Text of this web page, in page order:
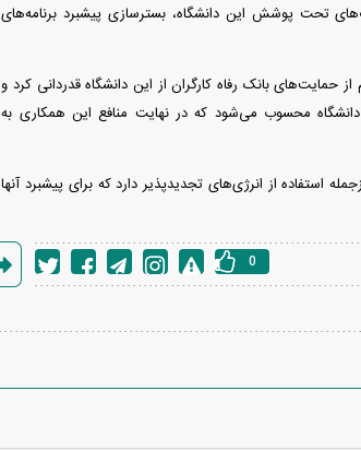
تحت پوشش این دانشگاه، بسترسازی پیشبرد برنامه‌های
حمایت‌های بانک رفاه کارگران از این دانشگاه قدردانی کرد و
محسوب می‌شود که در نهایت منافع این همکاری به
استفاده از انرژی‌های تجدیدپذیر دارد که برای پیشبرد آنها
گزارش
0